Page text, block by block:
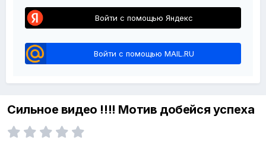
Войти с помощью Яндекс
Войти с помощью MAIL.RU
Сильное видео !!!! Мотив добейся успеха